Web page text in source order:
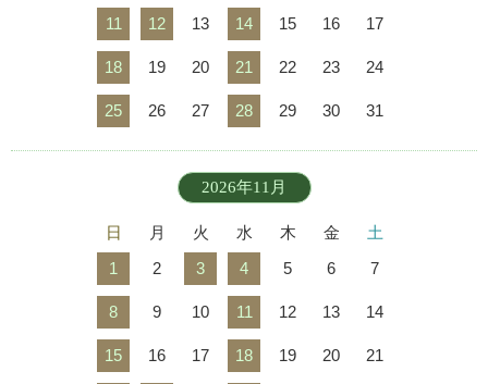
11 12 13 14 15 16 17
18 19 20 21 22 23 24
25 26 27 28 29 30 31
2026年11月
日 月 火 水 木 金
土
1
2 3 4 5 6 7
8 9 10 11 12 13 14
15 16 17 18 19 20 21